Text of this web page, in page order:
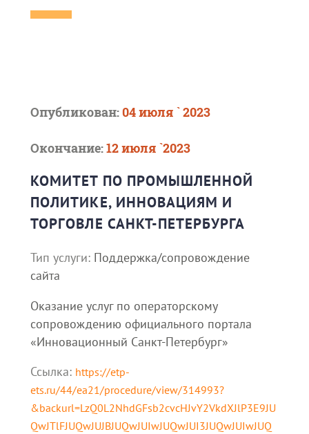
Опубликован:04 июля ` 2023
Окончание:12 июля `2023
КОМИТЕТ ПО ПРОМЫШЛЕННОЙ
ПОЛИТИКЕ, ИННОВАЦИЯМ И
ТОРГОВЛЕ САНКТ-ПЕТЕРБУРГА
Тип услуги: Поддержка/сопровождение
сайта
Оказание услуг по операторскому
сопровождению официального портала
«Инновационный Санкт-Петербург»
Ссылка: https://etp-
ets.ru/44/ea21/procedure/view/314993?
&backurl=LzQ0L2NhdGFsb2cvcHJvY2VkdXJlP3E9JU
QwJTlFJUQwJUJBJUQwJUIwJUQwJUI3JUQwJUIwJUQ